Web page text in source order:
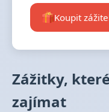
Koupit
Zážitky,
zajímat